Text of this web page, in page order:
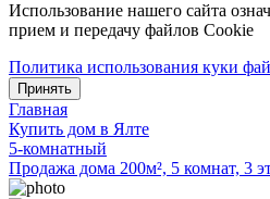
Использование нашего сайта
прием и передачу файлов Cookie
Политика использования куки
Принять
Главная
Купить дом в Ялте
5-комнатный
Продажа дома 200м², 5 комнат, 3